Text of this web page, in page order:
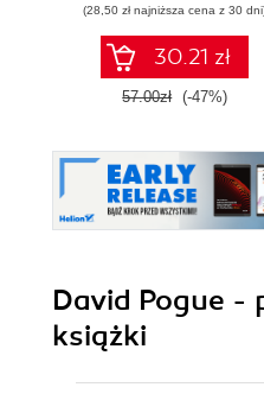
Wydanie II
(28,50 zł najniższa cena z 30
30.21 zł
57.00zł (-47%)
David Pogue -
książki